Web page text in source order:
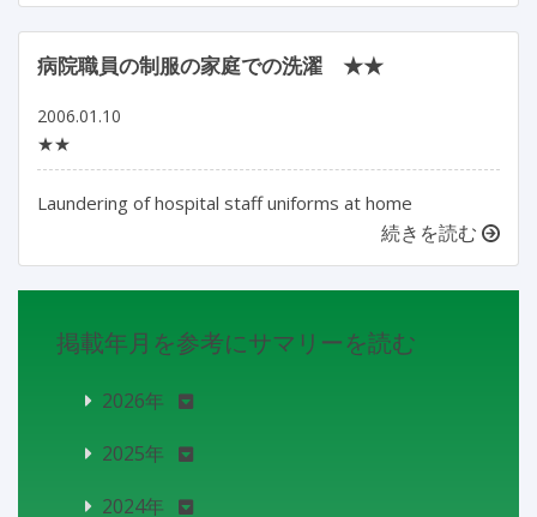
病院職員の制服の家庭での洗濯 ★★
2006.01.10
★★
Laundering of hospital staff uniforms at home
続きを読む
掲載年月を参考にサマリーを読む
2026年
2025年
2024年